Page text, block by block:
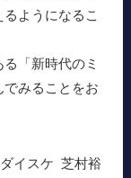
ようになるこ
「新時代のミ
でみることをお
イスケ 芝村裕